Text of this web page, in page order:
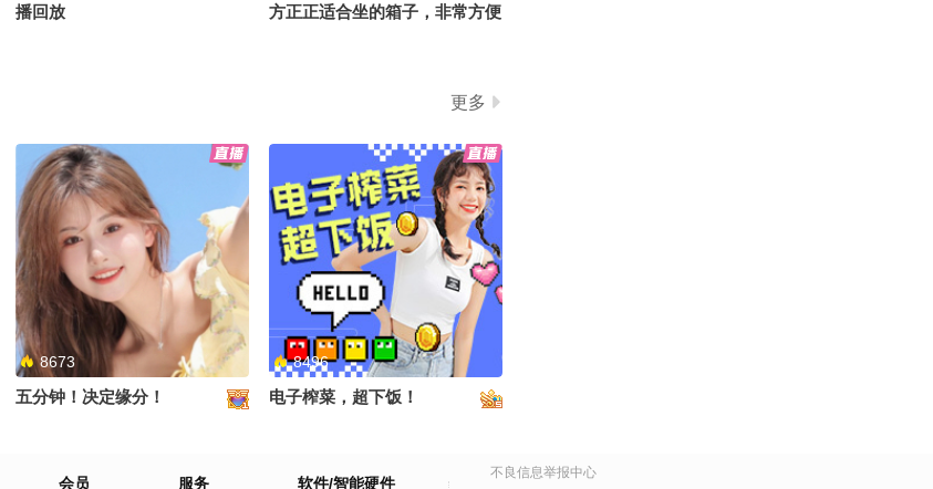
播回放
方正正适合坐的箱子，非常方便
更多
8673
五分钟！决定缘分！
8496
电子榨菜，超下饭！
会员 服务 软件/智能硬件
不良信息举报中心